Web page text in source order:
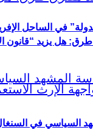
في الساحل
هل يزيد “قانون
السياسي في